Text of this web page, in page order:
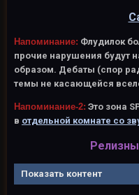
Напоминание: Флудилок
прочие нарушения будут
образом. Дебаты (спор
темы не касающейся
Напоминание-2: Это зона
в отдельной комнате со
Показать контент